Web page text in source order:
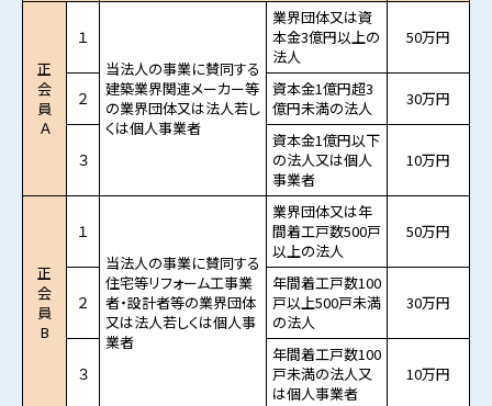
正
会
員
Ａ
１
当法人の事業に賛同する
建築業界関連メーカー等
の業界団体又は法人若し
くは個人事業者
業界団体又は資
本金3億円以上の
法人
50万円
２
資本金1億円超3
億円未満の法人
30万円
３
資本金1億円以下
の法人又は個人
事業者
10万円
正
会
員
B
１
当法人の事業に賛同する
住宅等リフォーム工事業
者・設計者等の業界団体
又は法人若しくは個人事
業者
業界団体又は年
間着工戸数500戸
以上の法人
50万円
２
年間着工戸数100
戸以上500戸未満
の法人
30万円
３
年間着工戸数100
戸未満の法人又
は個人事業者
10万円